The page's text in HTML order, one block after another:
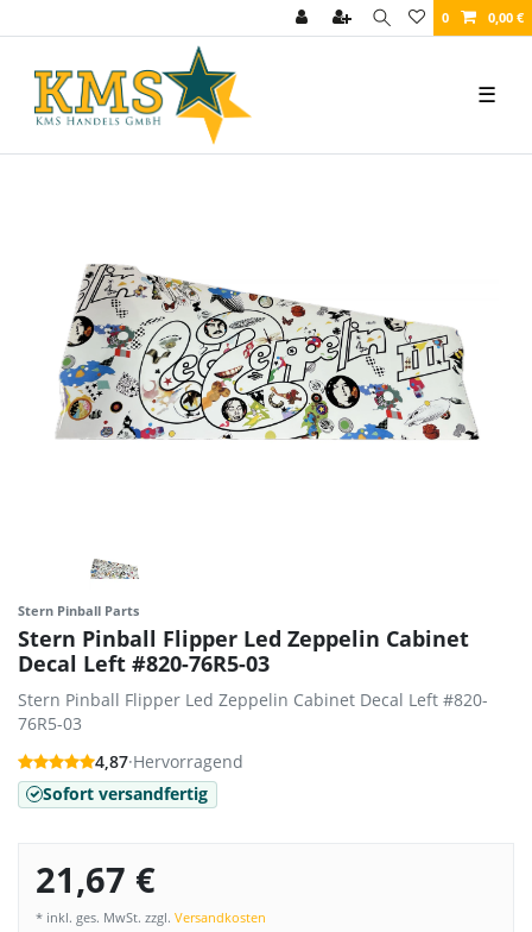
0 0,00 €
☰
Stern Pinball Parts
Stern Pinball Flipper Led Zeppelin Cabinet
Decal Left #820-76R5-03
Stern Pinball Flipper Led Zeppelin Cabinet Decal Left #820-
76R5-03
4,87·Hervorragend
Sofort versandfertig
21,67 €
* inkl. ges. MwSt. zzgl. Versandkosten